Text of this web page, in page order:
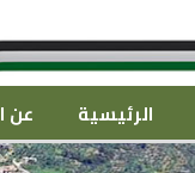
الرئيسية عن